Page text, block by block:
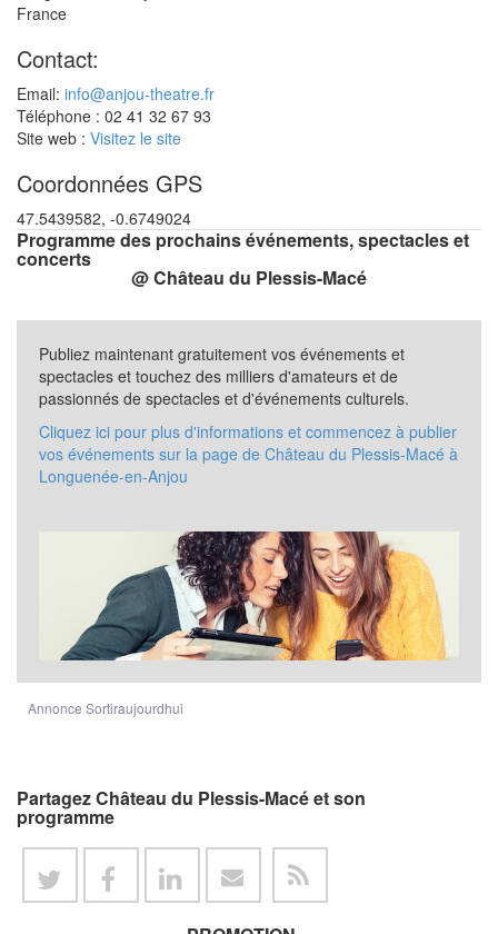
France
Contact:
Email: info@anjou-theatre.fr
Téléphone : 02 41 32 67 93
Site web : Visitez le site
Coordonnées GPS
47.5439582, -0.6749024
Programme des prochains événements, spectacles et
concerts
@ Château du Plessis-Macé
Publiez maintenant gratuitement vos événements et
spectacles et touchez des milliers d'amateurs et de
passionnés de spectacles et d'événements culturels.
Cliquez ici pour plus d'informations et commencez à publier
vos événements sur la page de Château du Plessis-Macé à
Longuenée-en-Anjou
Annonce Sortiraujourdhui
Partagez Château du Plessis-Macé et son
programme